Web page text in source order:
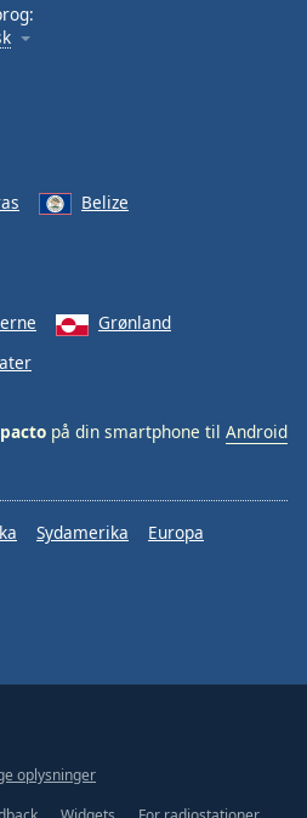
Belize
Grønland
på din smartphone til Android
Sydamerika
Europa
oplysninger